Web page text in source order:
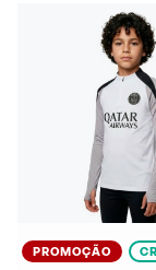
PROMOÇÃO